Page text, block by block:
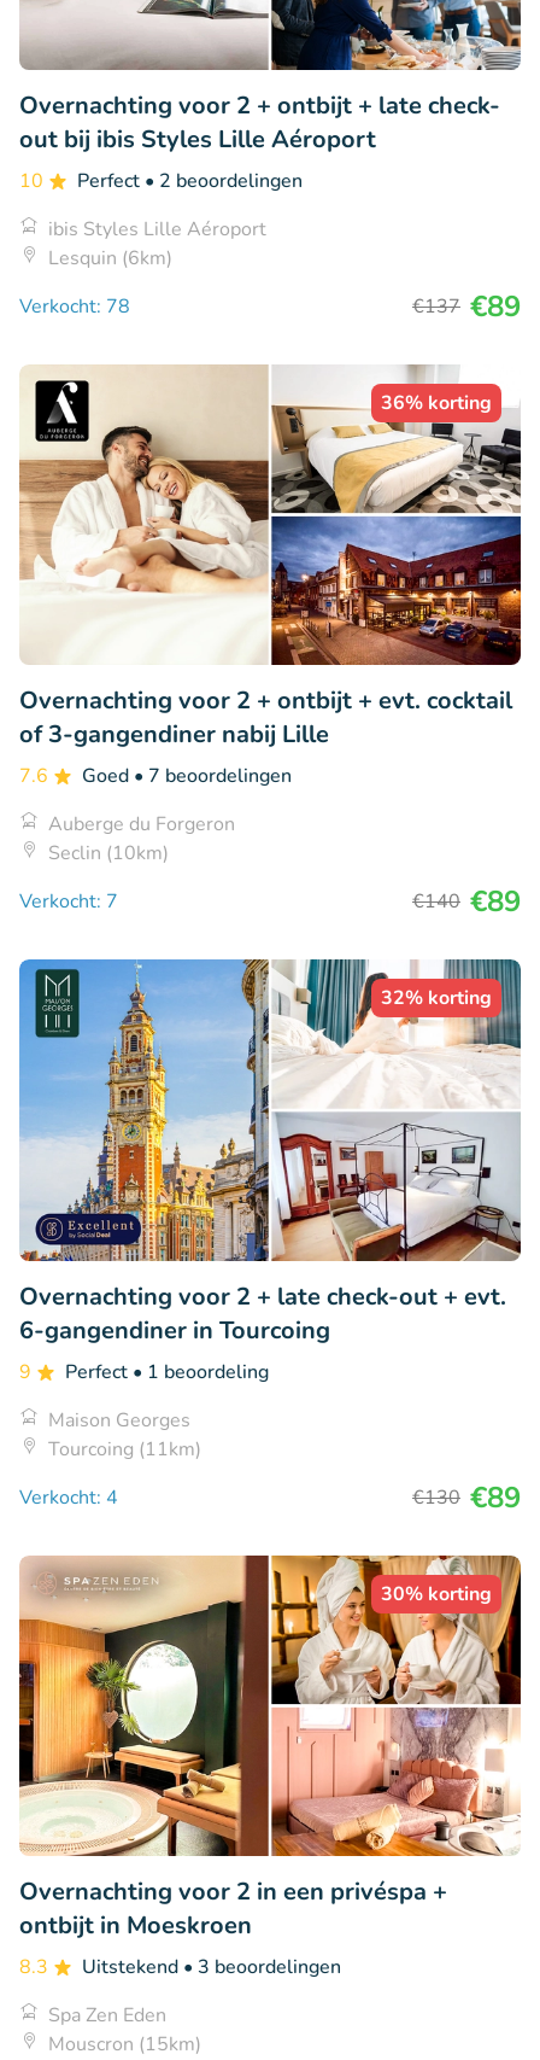
Overnachting voor 2 + ontbijt + late check-
out bij ibis Styles Lille Aéroport
10 Perfect • 2 beoordelingen
ibis Styles Lille Aéroport
Lesquin (6km)
Verkocht: 78
€137 €89
36% korting
Overnachting voor 2 + ontbijt + evt. cocktail
of 3-gangendiner nabij Lille
7.6 Goed • 7 beoordelingen
Auberge du Forgeron
Seclin (10km)
Verkocht: 7
€140 €89
32% korting
Overnachting voor 2 + late check-out + evt.
6-gangendiner in Tourcoing
9 Perfect • 1 beoordeling
Maison Georges
Tourcoing (11km)
Verkocht: 4
€130 €89
30% korting
Overnachting voor 2 in een privéspa +
ontbijt in Moeskroen
8.3 Uitstekend • 3 beoordelingen
Spa Zen Eden
Mouscron (15km)